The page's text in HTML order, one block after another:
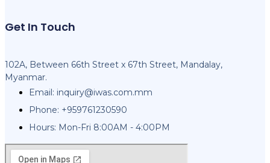
Get In Touch
102A, Between 66th Street x 67th Street, Mandalay,
Myanmar.
Email: inquiry@iwas.com.mm
Phone: +959761230590
Hours: Mon-Fri 8:00AM - 4:00PM